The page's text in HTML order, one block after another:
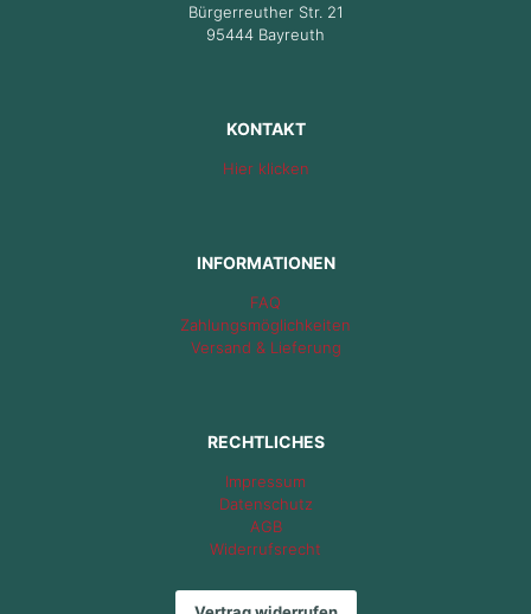
Bürgerreuther Str. 21
95444 Bayreuth
KONTAKT
Hier klicken
INFORMATIONEN
FAQ
Zahlungsmöglichkeiten
Versand & Lieferung
RECHTLICHES
Impressum
Datenschutz
AGB
Widerrufsrecht